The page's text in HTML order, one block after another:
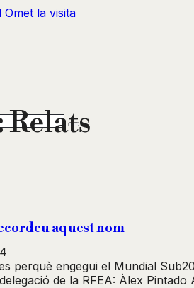
Omet la visita
Relats
aquest nom
perquè engegui el Mundial
de la RFEA: Àlex